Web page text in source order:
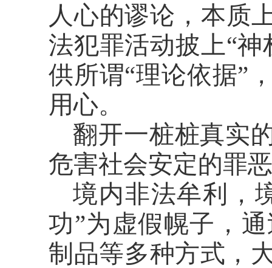
人心的谬论，本质
法犯罪活动披上“
供所谓“理论依据”
用心。
翻开一桩桩真实
危害社会安定的罪
境内非法牟利，
功”为虚假幌子，
制品等多种方式，